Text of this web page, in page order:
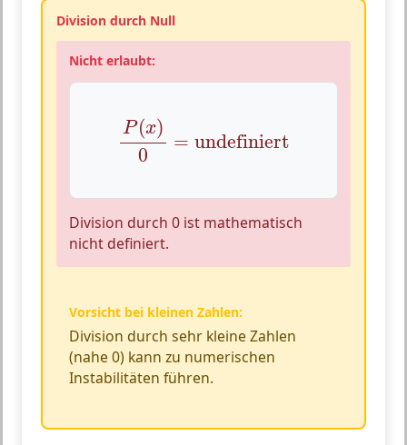
Division durch Null
Nicht erlaubt:
P(x)
0
= undefiniert
P(x)0
Division durch 0 ist mathematisch
nicht definiert.
Vorsicht bei kleinen Zahlen:
Division durch sehr kleine Zahlen
(nahe 0) kann zu numerischen
Instabilitäten führen.